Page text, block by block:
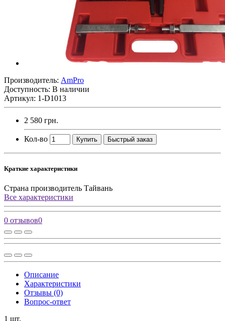
Производитель: AmPro
Доступность: В наличии
Артикул: 1-D1013
2 580 грн.
Кол-во Купить Быстрый заказ
Краткие характеристики
Страна производитель Тайвань
Все характеристики
0 отзывов0
Описание
Характеристики
Отзывы (0)
Вопрос-ответ
1 шт.